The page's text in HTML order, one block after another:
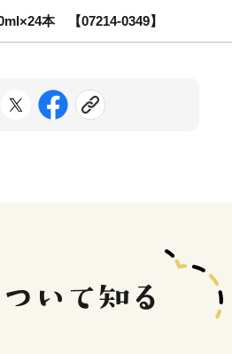
本 【07214-0349】